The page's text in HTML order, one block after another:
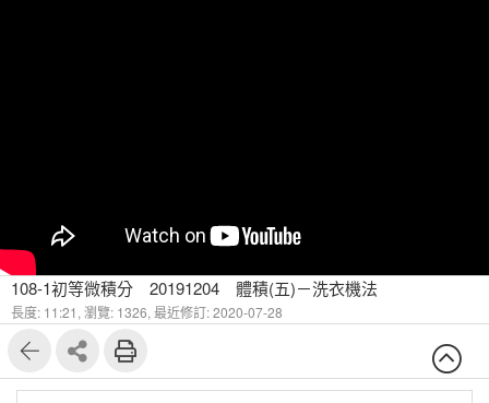
108-1初等微積分 20191204 體積(五)－洗衣機法
長度: 11:21, 瀏覽: 1326, 最近修訂: 2020-07-28